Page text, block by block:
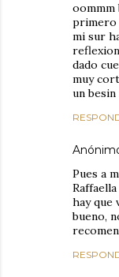
oommm
primero
mi sur
dado
muy
un besin
Pues a
hay que
bueno,